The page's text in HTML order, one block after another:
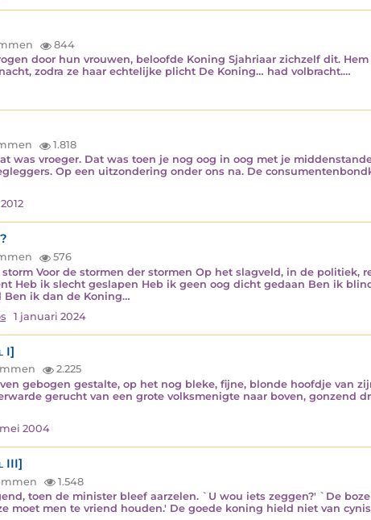
844
door hun vrouwen, beloofde Koning Sjahriaar zichzelf dit.
zodra ze haar echtelijke plicht De Koning… had volbracht.…
1.818
was vroeger. Dat was toen je nog oog in oog met je
Op een uitzondering onder ons na. De
576
Voor de stormen der stormen Op het slagveld, in de politiek,
Heb ik slecht geslapen Heb ik geen oog dicht gedaan Ben ik
Ben ik dan de Koning…
1 januari 2024
I]
2.225
gebogen gestalte, op het nog bleke, fijne, blonde hoofdje van
gerucht van een grote volksmenigte naar boven, gonzend
mei 2004
III]
1.548
toen de minister bleef aarzelen. `U wou iets zeggen?' `De
moet men te vriend houden.' De goede koning hield niet van